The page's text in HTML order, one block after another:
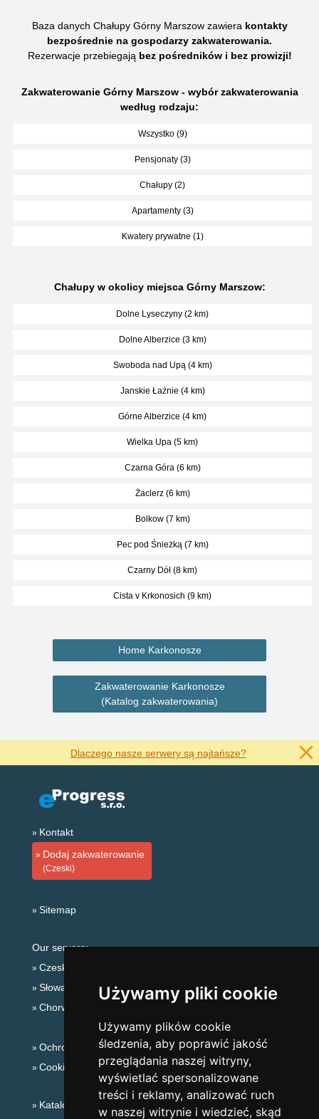
Używamy pliki cookie
Używamy plików cookie
śledzenia, aby poprawić jakość
przeglądania naszej witryny,
wyświetlać spersonalizowane
treści i reklamy, analizować ruch
w naszej witrynie i wiedzieć, skąd
Baza danych Chałupy Górny Marszow zawiera kontakty
bezpośrednie na gospodarzy zakwaterowania.
Rezerwacje przebiegają bez pośredników i bez prowizji!
Zakwaterowanie Górny Marszow - wybór zakwaterowania
według rodzaju:
Wszystko (9)
Pensjonaty (3)
Chałupy (2)
Apartamenty (3)
Kwatery prywatne (1)
Chałupy w okolicy miejsca Górny Marszow:
Dolne Lyseczyny (2 km)
Dolne Alberzice (3 km)
Swoboda nad Upą (4 km)
Janskie Łaźnie (4 km)
Górne Alberzice (4 km)
Wielka Upa (5 km)
Czarna Góra (6 km)
Żaclerz (6 km)
Bolkow (7 km)
Pec pod Śnieżką (7 km)
Czarny Dół (8 km)
Cista v Krkonosich (9 km)
Home Karkonosze
Zakwaterowanie Karkonosze
(Katalog zakwaterowania)
Dlaczego nasze serwery są najtańsze?
Kontakt
Dodaj zakwaterowanie
(Czeski)
Sitemap
Our servers:
Czeskie Góry
Słowackie góry
Chorwacja
Ochrona prywatności
Cookies
Katalog zakwaterowania